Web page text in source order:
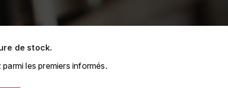
de stock.
les premiers informés.